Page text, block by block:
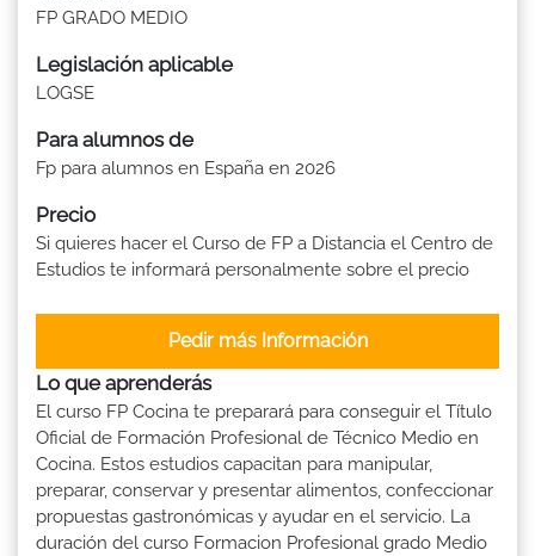
FP GRADO MEDIO
Legislación aplicable
LOGSE
Para alumnos de
Fp para alumnos en España en 2026
Precio
Si quieres hacer el Curso de FP a Distancia el Centro de
Estudios te informará personalmente sobre el precio
Pedir más Información
Lo que aprenderás
El curso FP Cocina te preparará para conseguir el Título
Oficial de Formación Profesional de Técnico Medio en
Cocina. Estos estudios capacitan para manipular,
preparar, conservar y presentar alimentos, confeccionar
propuestas gastronómicas y ayudar en el servicio. La
duración del curso Formacion Profesional grado Medio